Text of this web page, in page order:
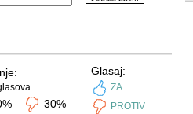
30%
Glasaj:
ZA
PROTIV